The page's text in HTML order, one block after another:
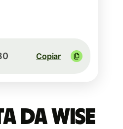
Copiar
da Wise